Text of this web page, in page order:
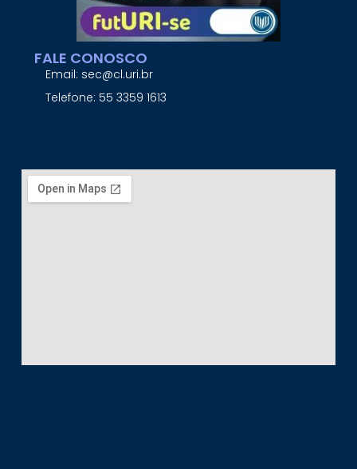
FALE CONOSCO
Email: sec@cl.uri.br
Telefone: 55 3359 1613